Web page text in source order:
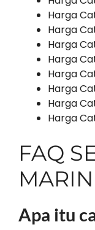
Harga
Harga
Harga
Harga
Harga
Harga
Harga
Harga
FAQ
Apa itu